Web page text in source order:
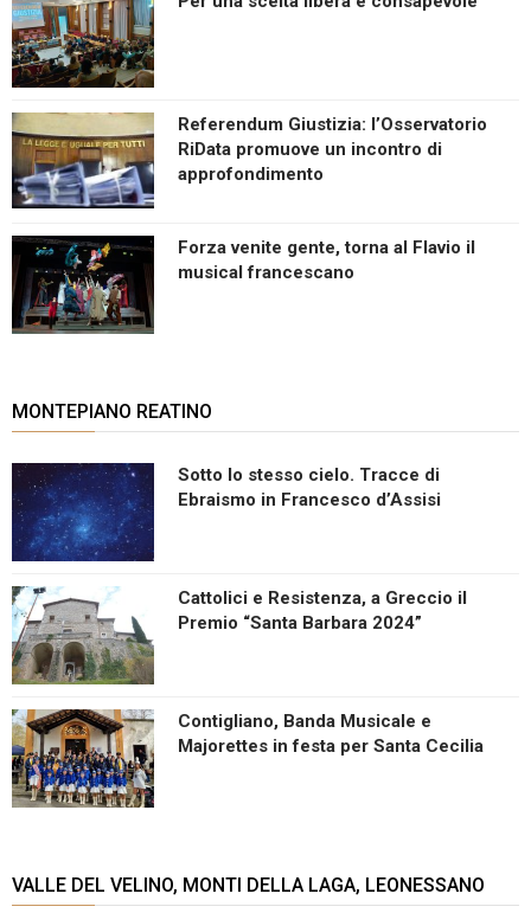
Referendum Giustizia: l’Osservatorio
RiData promuove un incontro di
approfondimento
Forza venite gente, torna al Flavio il
musical francescano
MONTEPIANO REATINO
Sotto lo stesso cielo. Tracce di
Ebraismo in Francesco d’Assisi
Cattolici e Resistenza, a Greccio il
Premio “Santa Barbara 2024”
Contigliano, Banda Musicale e
Majorettes in festa per Santa Cecilia
VALLE DEL VELINO, MONTI DELLA LAGA, LEONESSANO